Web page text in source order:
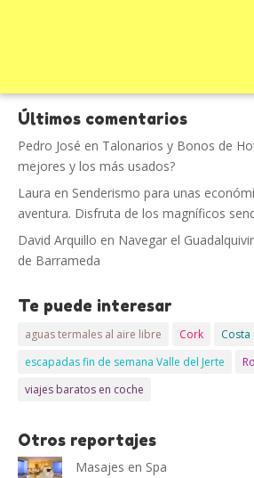
Últimos comentarios
Pedro José en Talonarios y Bonos de
mejores y los más usados?
Laura en Senderismo para unas
aventura. Disfruta de los magníficos
David Arquillo en Navegar el
de Barrameda
Te puede interesar
aguas termales al aire libre Cork Costa
escapadas fin de semana Valle del Jerte
viajes baratos en coche
Otros reportajes
Masajes en Spa